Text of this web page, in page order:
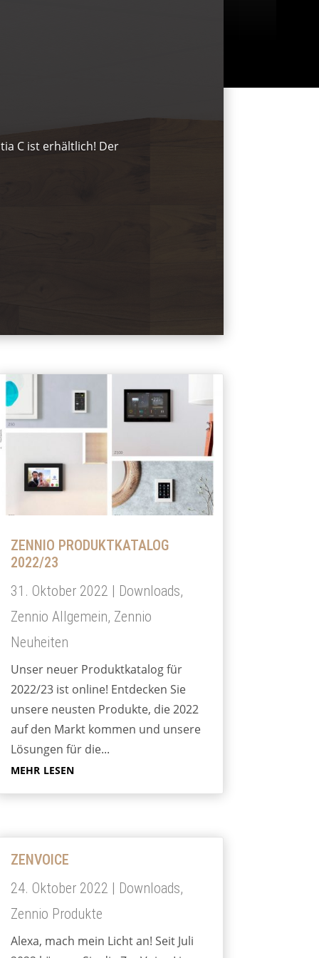
C ist erhältlich! Der
ZENNIO PRODUKTKATALOG
2022/23
31. Oktober 2022 | Downloads,
Zennio Allgemein, Zennio
Neuheiten
Unser neuer Produktkatalog für
2022/23 ist online! Entdecken Sie
unsere neusten Produkte, die 2022
auf den Markt kommen und unsere
Lösungen für die...
mehr lesen
ZENVOICE
24. Oktober 2022 | Downloads,
Zennio Produkte
Alexa, mach mein Licht an! Seit Juli